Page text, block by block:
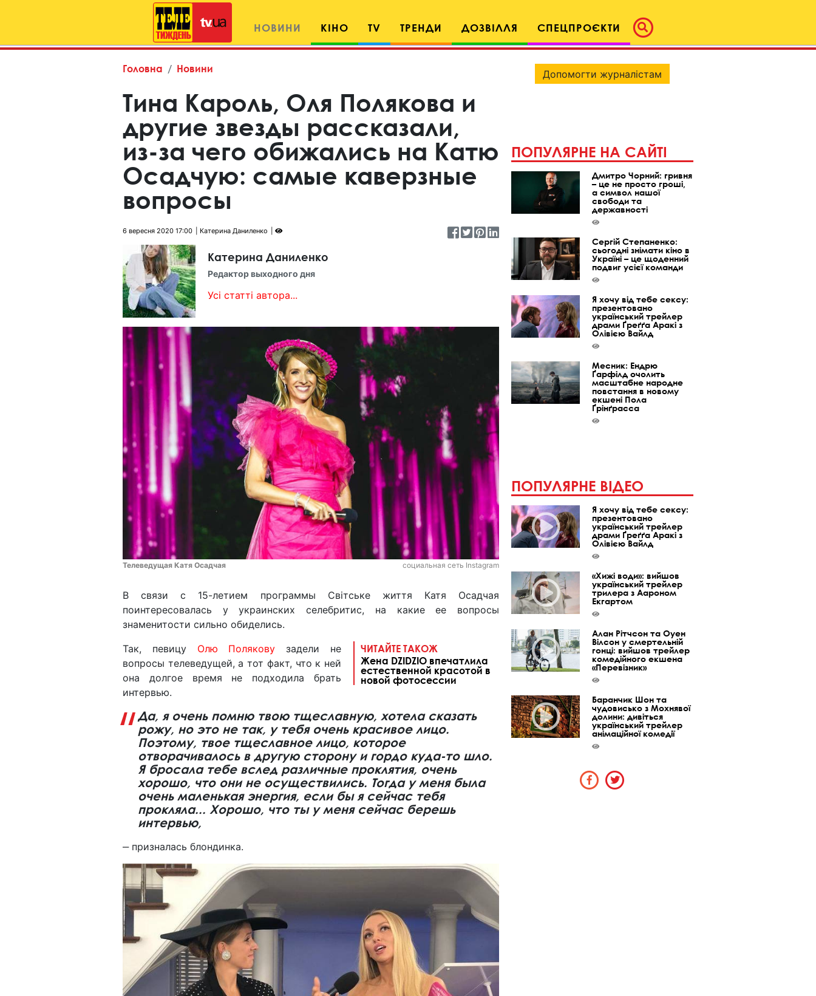
НОВИНИ КІНО TV ТРЕНДИ ДОЗВІЛЛЯ СПЕЦПРОЄКТИ
Головна Новини
Тина Кароль, Оля Полякова и
другие звезды рассказали,
из-за чего обижались на Катю
Осадчую: самые каверзные
вопросы
6 вересня 2020 17:00 Катерина Даниленко
Катерина Даниленко
Редактор выходного дня
Усі статті автора...
Телеведущая Катя Осадчая социальная сеть Instagram
В связи с 15-летием программы Світське життя Катя Осадчая
поинтересовалась у украинских селебритис, на какие ее вопросы
знаменитости сильно обиделись.
ЧИТАЙТЕ ТАКОЖ
Жена DZIDZIO впечатлила
естественной красотой в
новой фотосессии
Так, певицу Олю Полякову задели не
вопросы телеведущей, а тот факт, что к ней
она долгое время не подходила брать
интервью.
Да, я очень помню твою тщеславную, хотела сказать
рожу, но это не так, у тебя очень красивое лицо.
Поэтому, твое тщеславное лицо, которое
отворачивалось в другую сторону и гордо куда-то шло.
Я бросала тебе вслед различные проклятия, очень
хорошо, что они не осуществились. Тогда у меня была
очень маленькая энергия, если бы я сейчас тебя
прокляла... Хорошо, что ты у меня сейчас берешь
интервью,
‒ призналась блондинка.
Допомогти журналістам
ПОПУЛЯРНЕ НА САЙТІ
Дмитро Чорний: гривня
– це не просто гроші,
а символ нашої
свободи та
державності
Сергій Степаненко:
сьогодні знімати кіно в
Україні – це щоденний
подвиг усієї команди
Я хочу від тебе сексу:
презентовано
український трейлер
драми Ґреґґа Аракі з
Олівією Вайлд
Месник: Ендрю
Ґарфілд очолить
масштабне народне
повстання в новому
екшені Пола
Ґрінґрасса
ПОПУЛЯРНЕ ВІДЕО
Я хочу від тебе сексу:
презентовано
український трейлер
драми Ґреґґа Аракі з
Олівією Вайлд
«Хижі води»: вийшов
український трейлер
трилера з Аароном
Екгартом
Алан Рітчсон та Оуен
Вілсон у смертельній
гонці: вийшов трейлер
комедійного екшена
«Перевізник»
Баранчик Шон та
чудовисько з Мохнявої
долини: дивіться
український трейлер
анімаційної комедії